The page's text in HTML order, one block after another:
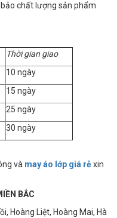
chất lượng sản phẩm
Thời gian giao
10 ngày
15 ngày
25 ngày
30 ngày
và may áo lớp giá rẻxin
BẮC
Liệt, Hoàng Mai, Hà